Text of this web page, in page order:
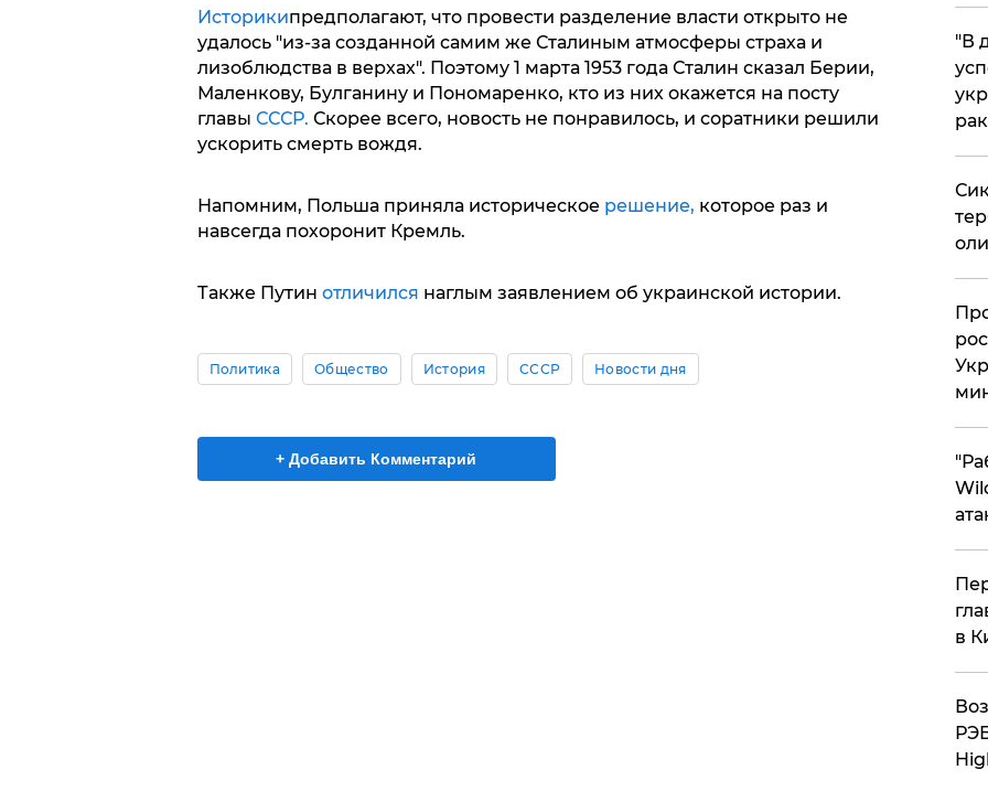
Историкипредполагают, что провести разделение власти открыто не
удалось "из-за созданной самим же Сталиным атмосферы страха и
лизоблюдства в верхах". Поэтому 1 марта 1953 года Сталин сказал Берии,
Маленкову, Булганину и Пономаренко, кто из них окажется на посту
главы СССР. Скорее всего, новость не понравилось, и соратники решили
ускорить смерть вождя.
Напомним, Польша приняла историческое решение, которое раз и
навсегда похоронит Кремль.
Также Путин отличился наглым заявлением об украинской истории.
Политика Общество История СССР Новости дня
+ Добавить Комментарий
​"В
в